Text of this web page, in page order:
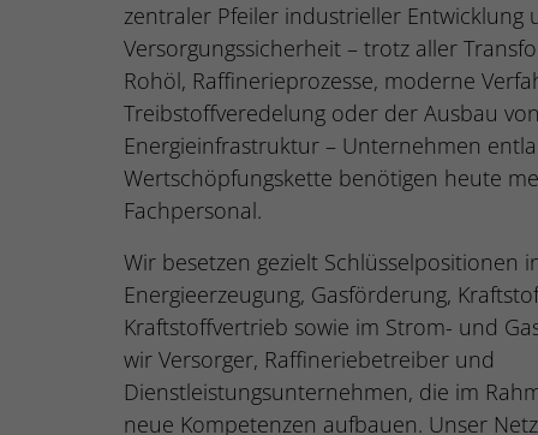
zentraler Pfeiler industrieller Entwicklung
Versorgungssicherheit – trotz aller
Rohöl, Raffinerieprozesse, moderne
Treibstoffveredelung oder der Ausbau
Energieinfrastruktur – Unternehmen
Wertschöpfungskette benötigen heute
Fachpersonal.
Wir besetzen gezielt Schlüsselpositionen
Energieerzeugung, Gasförderung,
Kraftstoffvertrieb sowie im Strom- und
wir Versorger, Raffineriebetreiber und
Dienstleistungsunternehmen, die im
neue Kompetenzen aufbauen. Unser